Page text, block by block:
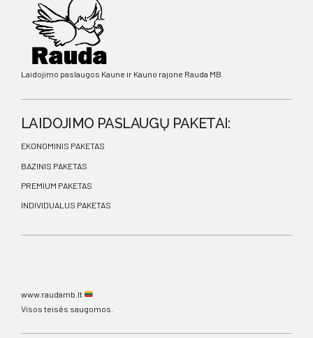
Laidojimo paslaugos Kaune ir Kauno rajone Rauda MB
LAIDOJIMO PASLAUGŲ PAKETAI:
EKONOMINIS PAKETAS
BAZINIS PAKETAS
PREMIUM PAKETAS
INDIVIDUALUS PAKETAS
www.raudamb.lt
Visos teisės saugomos.